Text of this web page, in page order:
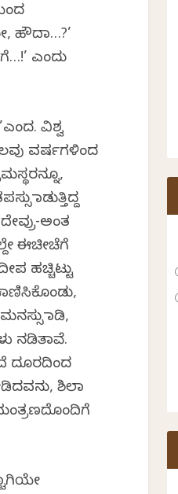
ಹೌದಾ…?’
ಎಂದು
ವಿಶ್ವ
ವರ್ಷಗಳಿಂದ
ಮಾಡುತ್ತಿದ್ದ
ಅಂತ
ಈಚೀಚೆಗೆ
ಹಚ್ಚಿಟ್ಟು
ಮಾಡಿ,
ನಡಿತಾವೆ.
ದೂರದಿಂದ
ಶಿಲಾ